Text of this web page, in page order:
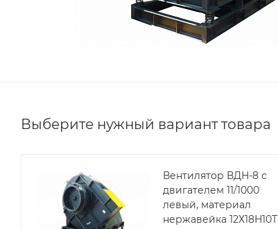
Выберите нужный вариант товара
Вентилятор ВДН-8 с
двигателем 11/1000
левый, материал
нержавейка 12Х18Н10Т